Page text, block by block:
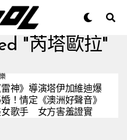
"芮塔歐拉"
雷神》導演塔伊加維迪爆
！情定《澳洲好聲音》
女歌手 女方害羞證實